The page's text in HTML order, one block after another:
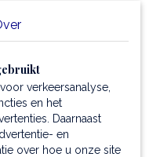
en
een katoenen
verkeersanalyse,
en het
Daarnaast
en
over hoe u onze site